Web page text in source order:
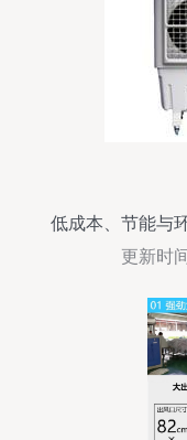
低成本、节能与
更新时